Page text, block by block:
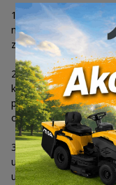
1) ako stvar ne
nema funkcionalnost,
značajke kako je
2) ako stvar nije
koju je potrebna
prodavatelja
odnosu na koju je
3) ako stvar nije
uputama, uključujući
ugovorom o